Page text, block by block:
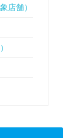
店舗）